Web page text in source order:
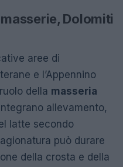
Dolomiti
aree di
e l’Appennino
della masseria
allevamento,
latte secondo
può durare
della crosta e della